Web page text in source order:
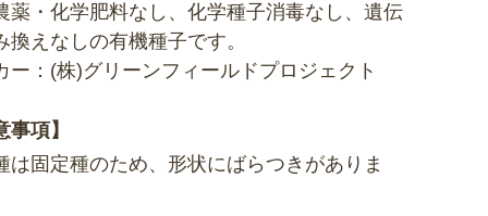
薬・化学肥料なし、化学種子消毒なし、遺伝
換えなしの有機種子です。
ー：(株)グリーンフィールドプロジェクト
事項】
は固定種のため、形状にばらつきがありま